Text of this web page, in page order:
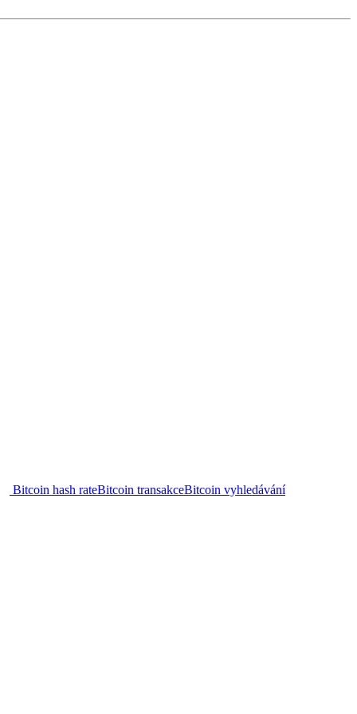
Bitcoin hash rateBitcoin transakceBitcoin vyhledávání